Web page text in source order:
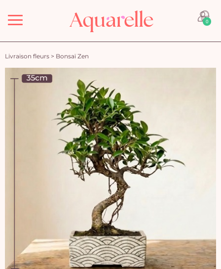
Menu 0
Livraison fleurs > Bonsaï Zen